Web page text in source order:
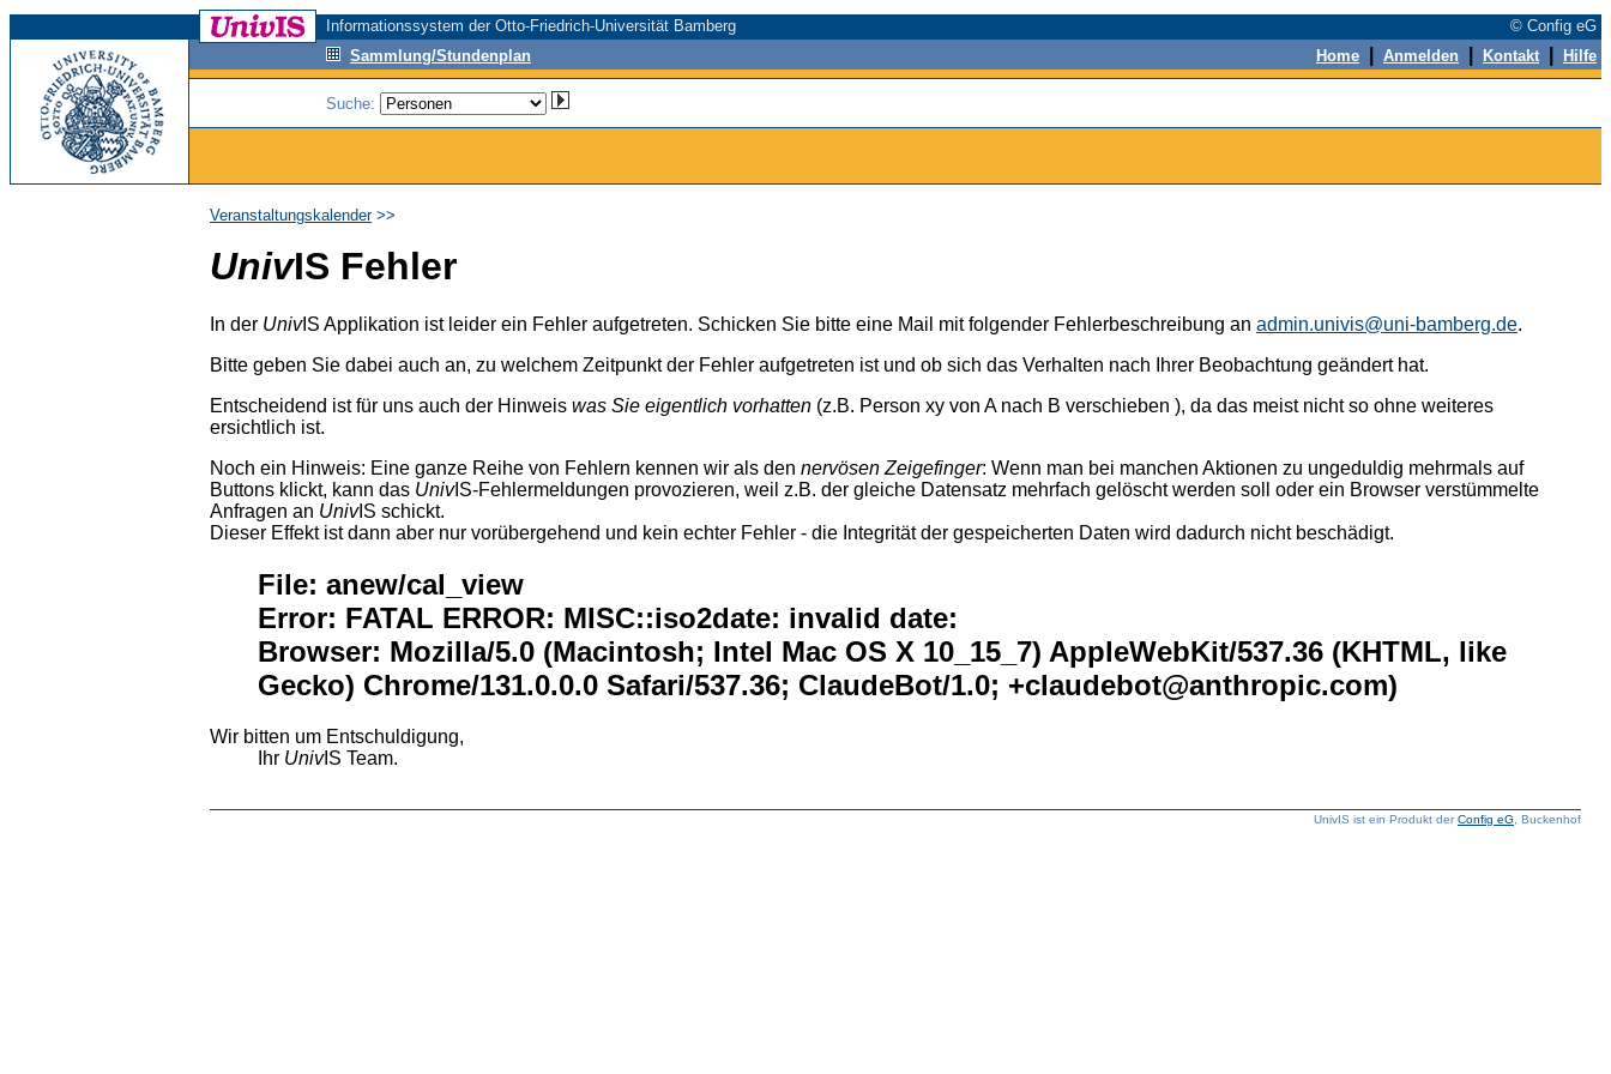
Informationssystem der Otto-Friedrich-Universität Bamberg
© Config eG
Sammlung/Stundenplan
Home Anmelden Kontakt Hilfe
Suche:
Veranstaltungskalender>>
UnivIS Fehler
In der UnivIS Applikation ist leider ein Fehler aufgetreten. Schicken Sie bitte eine Mail mit folgender Fehlerbeschreibung an admin.univis@uni-bamberg.de.
Bitte geben Sie dabei auch an, zu welchem Zeitpunkt der Fehler aufgetreten ist und ob sich das Verhalten nach Ihrer Beobachtung geändert hat.
Entscheidend ist für uns auch der Hinweis was Sie eigentlich vorhatten (z.B. Person xy von A nach B verschieben ), da das meist nicht so ohne weiteres
ersichtlich ist.
Noch ein Hinweis: Eine ganze Reihe von Fehlern kennen wir als den nervösen Zeigefinger: Wenn man bei manchen Aktionen zu ungeduldig mehrmals auf
Buttons klickt, kann das UnivIS-Fehlermeldungen provozieren, weil z.B. der gleiche Datensatz mehrfach gelöscht werden soll oder ein Browser verstümmelte
Anfragen an UnivIS schickt.
Dieser Effekt ist dann aber nur vorübergehend und kein echter Fehler - die Integrität der gespeicherten Daten wird dadurch nicht beschädigt.
File: anew/cal_view
Error: FATAL ERROR: MISC::iso2date: invalid date:
Browser: Mozilla/5.0 (Macintosh; Intel Mac OS X 10_15_7) AppleWebKit/537.36 (KHTML, like
Gecko) Chrome/131.0.0.0 Safari/537.36; ClaudeBot/1.0; +claudebot@anthropic.com)
Wir bitten um Entschuldigung,
Ihr UnivIS Team.
UnivIS ist ein Produkt derConfig eG , Buckenhof